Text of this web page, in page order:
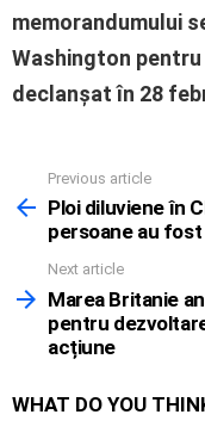
memorandumului
Washington
declanșat în 28
more
Previous article
Ploi diluviene în
persoane au
Next article
Marea Britanie
pentru
acțiune
WHAT DO YOU